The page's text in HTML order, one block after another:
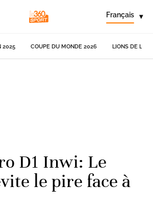
Français ▾
2025 COUPE DU MONDE 2026 LIONS DE
D1 Inwi: Le
le pire face à